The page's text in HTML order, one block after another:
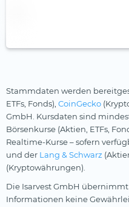
Stammdaten werden
ETFs, Fonds), CoinGecko
GmbH. Kursdaten sind
Börsenkurse (Aktien, ETFs,
Realtime-Kurse – sofern
und der Lang & Schwarz
(Kryptowährungen).
Die Isarvest GmbH
Informationen keine